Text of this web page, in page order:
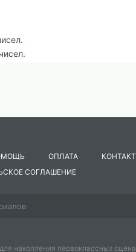
ОПЛАТА
СОГЛАШЕНИЕ
накопления первоклассных